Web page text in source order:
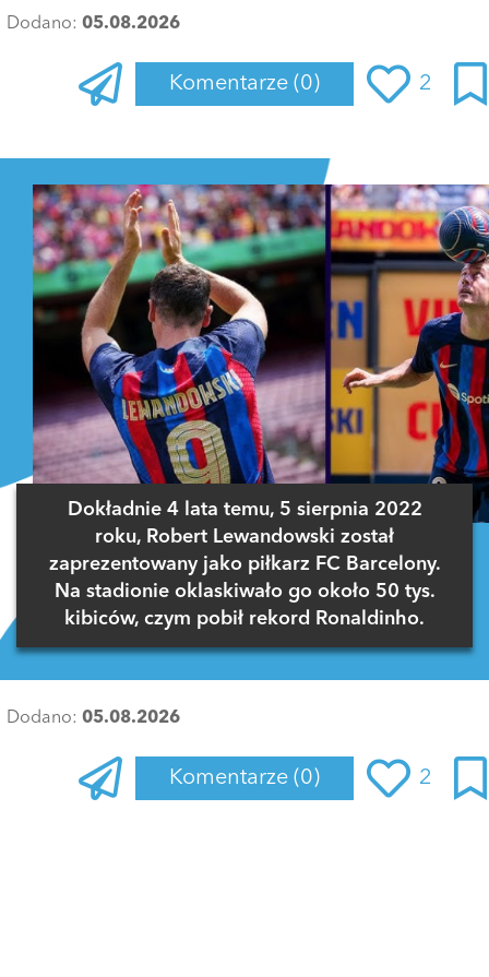
Dodano: 05.08.2026
Komentarze (0) 2
Dokładnie 4 lata temu, 5 sierpnia 2022
roku, Robert Lewandowski został
zaprezentowany jako piłkarz FC Barcelony.
Na stadionie oklaskiwało go około 50 tys.
kibiców, czym pobił rekord Ronaldinho.
Dodano: 05.08.2026
Komentarze (0) 2